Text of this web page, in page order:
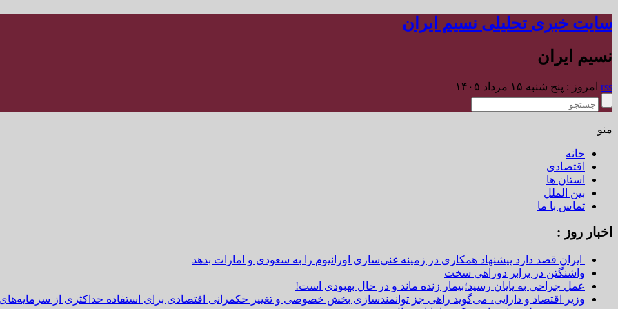
سایت خبری تحلیلی نسیم ایران
نسیم ایران
rss امروز : پنج شنبه ۱۵ مرداد ۱۴۰۵
منو
خانه
اقتصادی
استان ها
بین الملل
تماس با ما
اخبار روز :
ایران قصد دارد پیشنهاد همکاری در زمینه غنی‌سازی اورانیوم را به سعودی و امارات بدهد
واشنگتن در برابر دوراهی سخت
عمل جراحی به پایان رسید؛بیمار زنده ماند و در حال بهبودی است!
وزیر اقتصاد و دارایی، می‌گوید راهی جز توانمندسازی بخش خصوصی و تغییر حکمرانی اقتصادی برای استفاده حداکثری از